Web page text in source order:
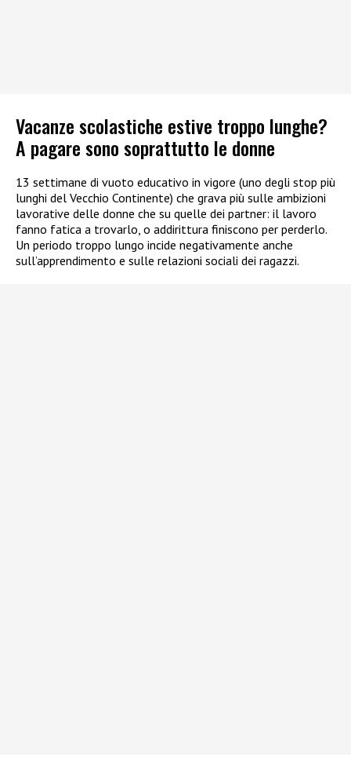
Vacanze scolastiche estive troppo lunghe?
A pagare sono soprattutto le donne
13 settimane di vuoto educativo in vigore (uno degli stop più
lunghi del Vecchio Continente) che grava più sulle ambizioni
lavorative delle donne che su quelle dei partner: il lavoro
fanno fatica a trovarlo, o addirittura finiscono per perderlo.
Un periodo troppo lungo incide negativamente anche
sull’apprendimento e sulle relazioni sociali dei ragazzi.